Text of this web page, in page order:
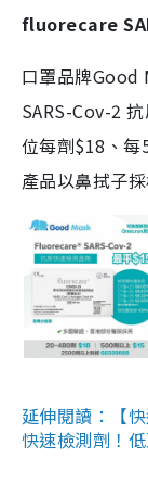
fluorecare
口罩品牌Good
SARS-Cov-2
位每劑$18、每
產品以鼻拭子
延伸閱讀：【
快速檢測劑！